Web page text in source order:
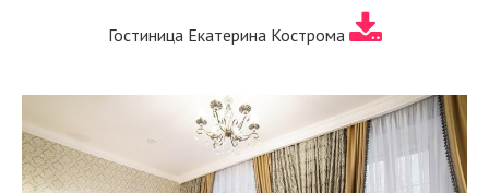
Гостиница Екатерина Кострома